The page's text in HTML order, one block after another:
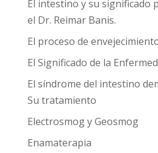
El intestino y su significado
el Dr. Reimar Banis.
El proceso de
El Significado de la
El síndrome del intestino
Su tratamiento
Electrosmog y Geosmog
Enamaterapia